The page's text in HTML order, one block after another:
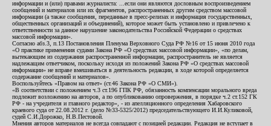
информации и (или) правами журналиста: ...если они являются дословным воспроизведением
сообщений и материалов или их фрагментов, распространенных другим средством массовой
информации (а также сообщения, переданные в пресс-релизах и информация государственных,
общественных организаций и объединений), которое может быть установлено и привлечено к
ответственности за данное нарушение законодательства Российской Федерации о средствах
массовой информации».
Согласно абз.3, п.13 Постановления Пленума Верховного Суда РФ №16 от 15 июня 2010 года
«О практике применения судами Закона РФ «О средствах массовой информации», «по делам,
вытекающим из содержания распространенной информации, распространитель не является
надлежащим ответчиком, поскольку исходя из положений Закона РФ «О средствах массовой
информации» не вправе вмешиваться в деятельность редакции, в ходе которой определяется
содержание сообщений и материалов».
Воспользуйтесь «Правом на ответ» (ст.46 Закона РФ «О СМИ»).
«В соответствии с положением ч.3 ст.196 ГПК РФ, обязанность компенсации морального вреда
подлежит возложению на авторов, а по опубликованию опровержения, в порядке ч.2 ст.152 ГК
РФ - на учредителя и главного редактор», - из апелляционного определения Хабаровского
краевого суда от 22.08.2012 г. (дело №33-5325/2012) председательствующего И.И.Куликовой,
судей С.И.Дорожко, Н.В.Пестовой.
Мнения авторов материалов не всегда совпадают с позицией редакции. Редакция не вступает в